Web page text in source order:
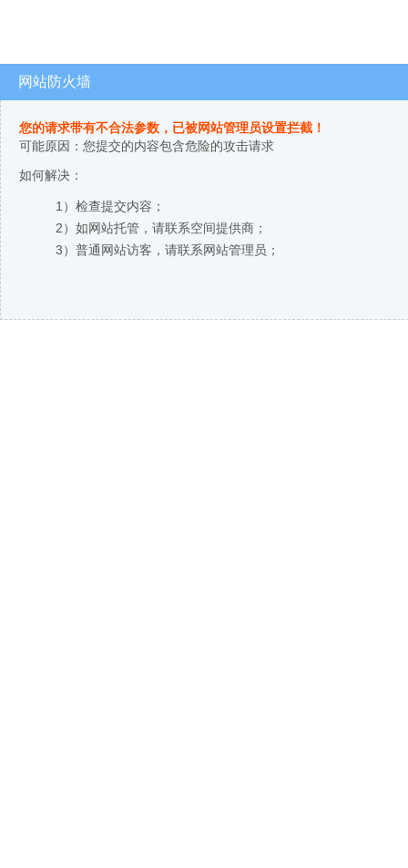
网站防火墙
您的请求带有不合法参数，已被网站管理员设置拦截！
可能原因：您提交的内容包含危险的攻击请求
如何解决：
1）检查提交内容；
2）如网站托管，请联系空间提供商；
3）普通网站访客，请联系网站管理员；